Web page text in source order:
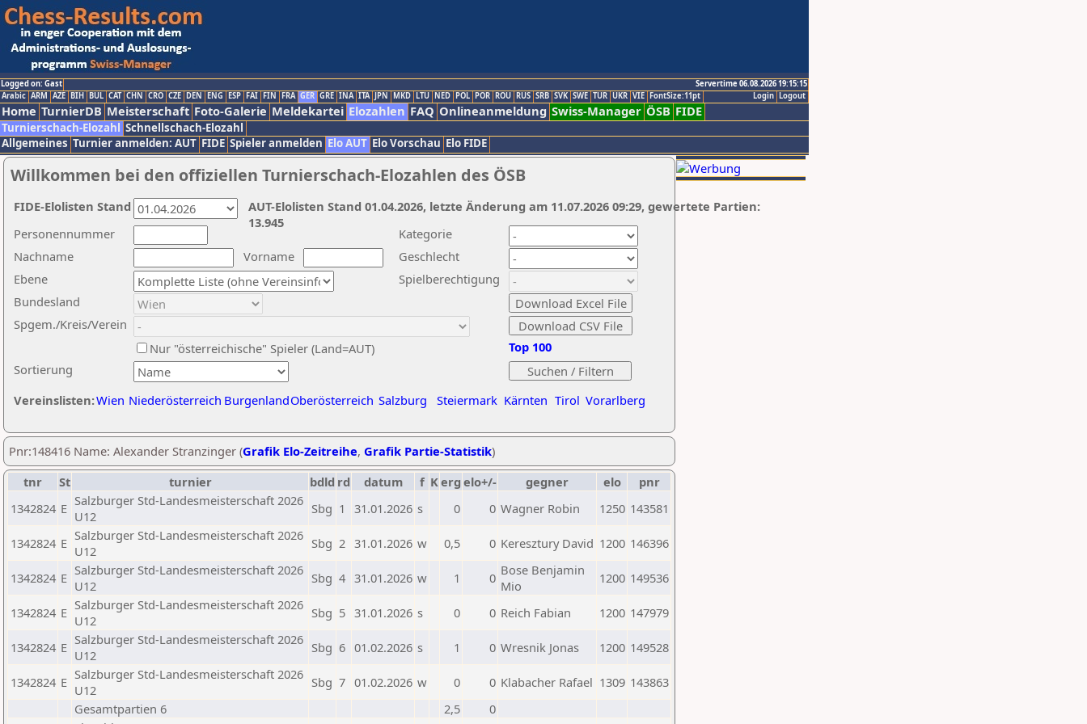
Logged on: Gast
Servertime 06.08.2026 19:15:15
Logout
Login
Arabic ARM AZE BIH BUL CAT CHN CRO CZE DEN ENG ESP FAI FIN FRA GER GRE INA ITA JPN MKD LTU NED POL POR ROU RUS SRB SVK SWE TUR UKR VIE FontSize:11pt
Home TurnierDB Meisterschaft Foto-Galerie Meldekartei Elozahlen FAQ Onlineanmeldung Swiss-Manager ÖSB FIDE
Turnierschach-Elozahl Schnellschach-Elozahl
Allgemeines Turnier anmelden: AUT FIDE Spieler anmelden Elo AUT Elo Vorschau Elo FIDE
Willkommen bei den offiziellen Turnierschach-Elozahlen des ÖSB
Nachname
Vorname
Ebene
Kategorie
Sortierung
Personennummer
Bundesland
Spgem./Kreis/Verein
Geschlecht
Nur "österreichische" Spieler (Land=AUT)
Spielberechtigung
Vereinslisten:Wien Niederösterreich BurgenlandOberösterreich Salzburg Steiermark Kärnten Tirol Vorarlberg
Top 100
AUT-Elolisten Stand 01.04.2026, letzte Änderung am 11.07.2026 09:29, gewertete Partien:
13.945
FIDE-Elolisten Stand
Pnr:148416 Name: Alexander Stranzinger (Grafik Elo-Zeitreihe, Grafik Partie-Statistik)
tnr
St turnier bdld rd datum f Kerg elo+/- gegner elo
pnr
1342824 E Salzburger Std-Landesmeisterschaft 2026
U12
Sbg 1 31.01.2026 s 0 0 Wagner Robin 1250 143581
1342824 E Salzburger Std-Landesmeisterschaft 2026
U12
Sbg 2 31.01.2026 w 0,5 0 Keresztury David 1200 146396
1342824 E Salzburger Std-Landesmeisterschaft 2026
U12
Sbg 4 31.01.2026 w 1 0 Bose Benjamin
Mio
1200 149536
1342824 E Salzburger Std-Landesmeisterschaft 2026
U12
Sbg 5 31.01.2026 s 0 0 Reich Fabian 1200 147979
1342824 E Salzburger Std-Landesmeisterschaft 2026
U12
Sbg 6 01.02.2026 s 1 0 Wresnik Jonas 1200 149528
1342824 E Salzburger Std-Landesmeisterschaft 2026
U12
Sbg 7 01.02.2026 w 0 0 Klabacher Rafael 1309 143863
Gesamtpartien 6
2,5
0